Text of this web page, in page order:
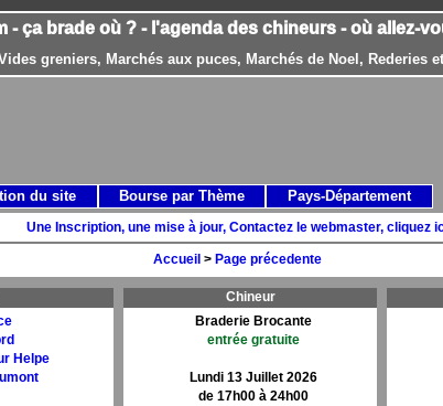
- ça brade où ? - l'agenda des chineurs - où allez-
greniers, Marchés aux puces, Marchés de Noel, Rederies
Une Inscription, une mise à jour, Contactez le webmaster, cliquez
Accueil > Page précedente
Helpe
Chineur
Braderie Brocante
entrée gratuite
Lundi 13 Juillet 2026
de 17h00 à 24h00
du site Bourse par Thème Pays-Département